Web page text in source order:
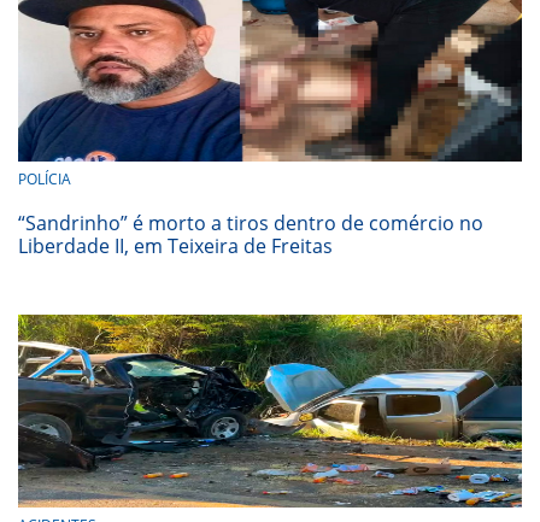
POLÍCIA
“Sandrinho” é morto a tiros dentro de comércio no
Liberdade II, em Teixeira de Freitas